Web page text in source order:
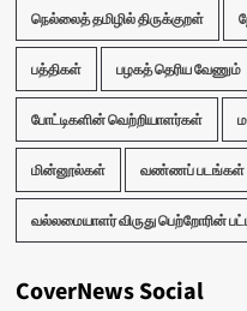
நெல்லைத் தமிழில் திருக்குறள்
பத்திகள் பழகத் தெரிய வேணும்
போட்டிகளின் வெற்றியாளர்கள்
மின்னூல்கள் வண்ணப் படங்கள்
வல்லமையாளர் விருது பெற்றோரின்
CoverNews Social